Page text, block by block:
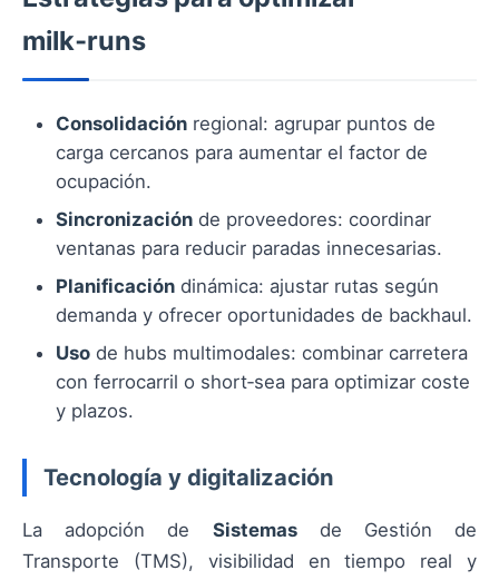
milk‑runs
Consolidación regional: agrupar puntos de
carga cercanos para aumentar el factor de
ocupación.
Sincronización de proveedores: coordinar
ventanas para reducir paradas innecesarias.
Planificación dinámica: ajustar rutas según
demanda y ofrecer oportunidades de backhaul.
Uso de hubs multimodales: combinar carretera
con ferrocarril o short‑sea para optimizar coste
y plazos.
Tecnología y digitalización
La adopción de Sistemasde Gestión de
Transporte (TMS), visibilidad en tiempo real y